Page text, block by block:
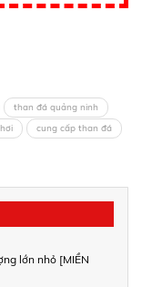
than đá quảng ninh
cung cấp than đá
lớn nhỏ [MIỀN